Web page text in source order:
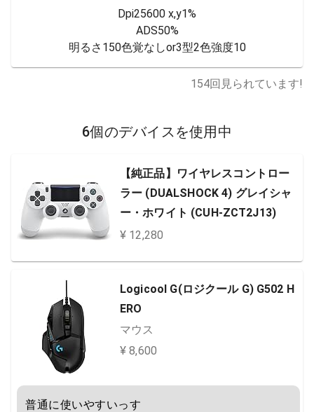
Dpi25600 x,y1%
ADS50%
明るさ150色覚なしor3型2色強度10
154回見られています!
6個のデバイスを使用中
【純正品】ワイヤレスコントロー
ラー (DUALSHOCK 4) グレイシャ
ー・ホワイト (CUH-ZCT2J13)
¥ 12,280
Logicool G(ロジクール G) G502 H
ERO
マウス
¥ 8,600
普通に使いやすいっす